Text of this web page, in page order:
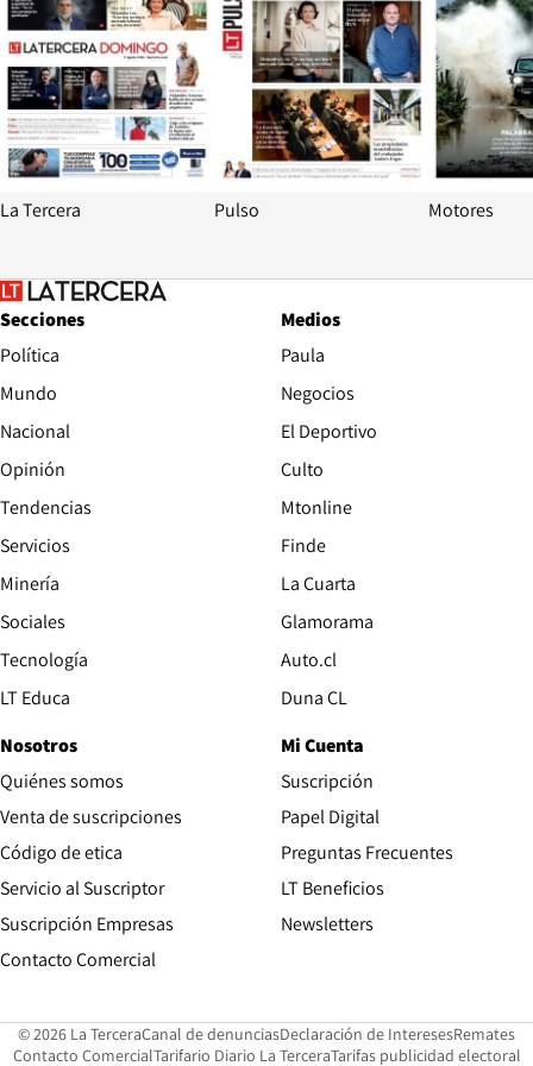
La Tercera Pulso Motores
Secciones
Política
Mundo
Nacional
Opinión
Tendencias
Servicios
Minería
Sociales
Tecnología
LT Educa
Medios
Paula
Negocios
El Deportivo
Culto
Mtonline
Finde
La Cuarta
Glamorama
Auto.cl
Duna CL
Nosotros
Quiénes somos
Venta de suscripciones
Código de etica Opens in new window
Servicio al Suscriptor
Suscripción Empresas
Contacto Comercial
Mi Cuenta
Suscripción
Papel Digital
Preguntas Frecuentes
LT Beneficios
Newsletters
© 2026 La TerceraCanal de denunciasOpens in new window
Declaración de InteresesOpens in
Remates
Contacto ComercialOpens in new window
Tarifario Diario La TerceraOpens in new window
Tarifas publicidad electoral